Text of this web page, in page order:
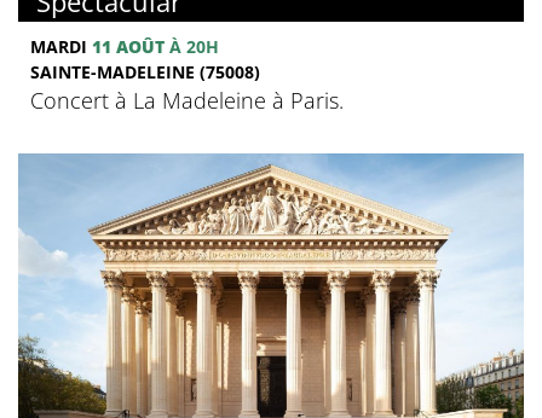
MARDI 11 AOÛT À 20H
SAINTE-MADELEINE (75008)
Concert à La Madeleine à Paris.